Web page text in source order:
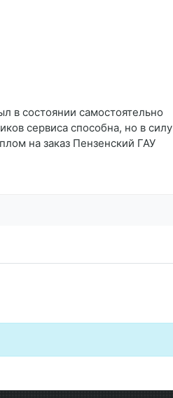
в состоянии самостоятельно
сервиса способна, но в силу
на заказ Пензенский ГАУ